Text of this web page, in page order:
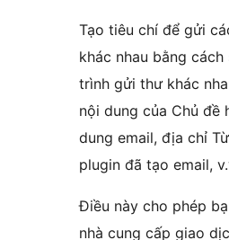
Tạo tiêu chí để gửi
khác nhau bằng
trình gửi thư khác
nội dung của Chủ đề
dung email, địa chỉ
plugin đã tạo email,
Điều này cho phép
nhà cung cấp giao